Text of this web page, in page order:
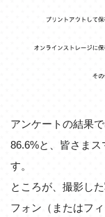
アンケートの結果
86.6%と、皆さま
す。
ところが、撮影し
フォン（またはフ